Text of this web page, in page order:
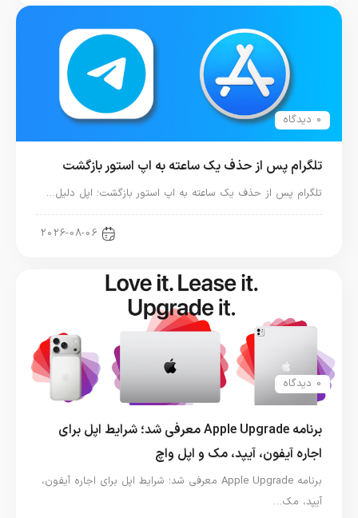
0 دیدگاه
تلگرام پس از حذف یک ساعته به اپ استور بازگشت
تلگرام پس از حذف یک ساعته به اپ استور بازگشت؛ اپل دلیل…
2026-08-06
0 دیدگاه
برنامه Apple Upgrade معرفی شد؛ شرایط اپل برای
اجاره آیفون، آیپد، مک و اپل واچ
برنامه Apple Upgrade معرفی شد؛ شرایط اپل برای اجاره آیفون،
آیپد، مک…